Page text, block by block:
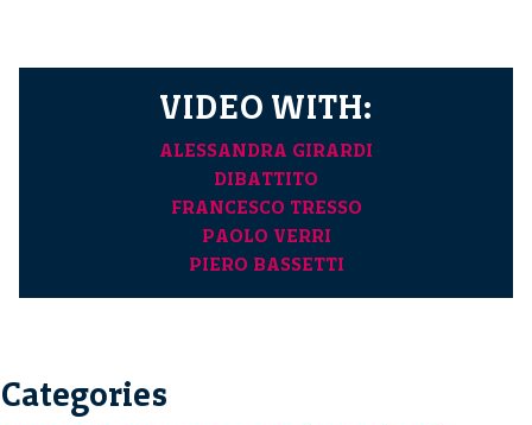
VIDEO WITH:
ALESSANDRA GIRARDI
DIBATTITO
FRANCESCO TRESSO
PAOLO VERRI
PIERO BASSETTI
Categories